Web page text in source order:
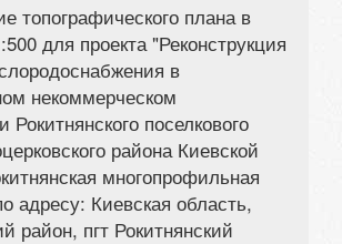
топографического плана в
для проекта "Реконструкция
в
некоммерческом
Рокитнянского поселкового
района Киевской
многопрофильная
адресу: Киевская область,
район, пгт Рокитнянский